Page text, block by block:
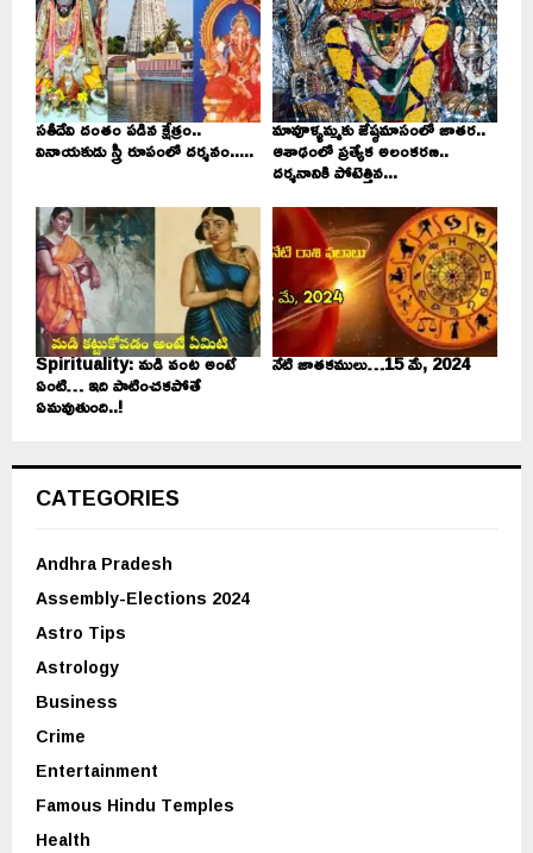
సతీదేవి దంతం పడిన క్షేత్రం..
వినాయకుడు స్త్రీ రూపంలో దర్శనం.....
మావూళ్ళమ్మకు జేష్ఠమాసంలో జాతర..
ఆశాఢంలో ప్రత్యేక అలంకరణ..
దర్శనానికి పోటెత్తిన...
Spirituality: మడి వంట అంటే
ఏంటి… ఇది పాటించకపోతే
ఏమవుతుంది..!
నేటి జాతకములు…15 మే, 2024
CATEGORIES
Andhra Pradesh
Assembly-Elections 2024
Astro Tips
Astrology
Business
Crime
Entertainment
Famous Hindu Temples
Health